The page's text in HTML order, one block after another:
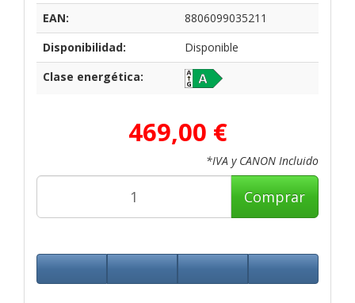
EAN:
8806099035211
Disponibilidad:
Disponible
Clase energética:
469,00 €
*IVA y CANON Incluido
Comprar